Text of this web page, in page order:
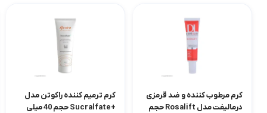
کرم مرطوب کننده و ضد قرمزی
درمالیفت مدل Rosalift حجم
کرم ترمیم کننده راکوتن مدل
+Sucralfate حجم 40 میلی